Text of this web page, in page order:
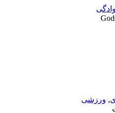
, ورزشی